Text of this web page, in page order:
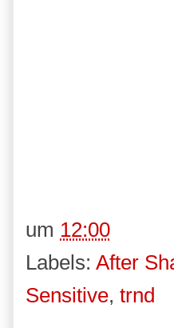
um 12:00
Labels: After
Sensitive, trnd